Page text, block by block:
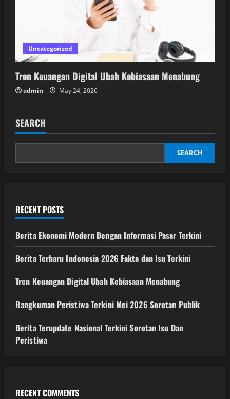
Uncategorized
Tren Keuangan Digital Ubah Kebiasaan Menabung
admin May 24, 2026
SEARCH
SEARCH
RECENT POSTS
Berita Ekonomi Modern Dengan Informasi Pasar Terkini
Berita Terbaru Indonesia 2026 Fakta dan Isu Terkini
Tren Keuangan Digital Ubah Kebiasaan Menabung
Rangkuman Peristiwa Terkini Mei 2026 Sorotan Publik
Berita Terupdate Nasional Terkini Sorotan Isu Dan
Peristiwa
RECENT COMMENTS